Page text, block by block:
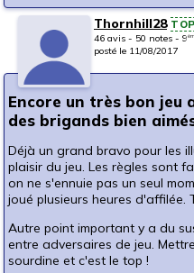
Thornhill28
46 avis - 50 notes - 9
posté le 11/08/2017
Encore un très bon jeu
des brigands bien
Déjà un grand bravo pour les
plaisir du jeu. Les règles sont
on ne s'ennuie pas un seul
joué plusieurs heures d'affilée.
Autre point important y a du
entre adversaires de jeu.
sourdine et c'est le top !